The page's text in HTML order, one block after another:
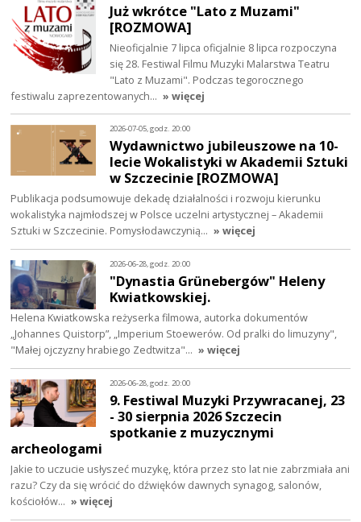
Już wkrótce "Lato z Muzami"
[ROZMOWA]
Nieoficjalnie 7 lipca oficjalnie 8 lipca rozpoczyna
się 28. Festiwal Filmu Muzyki Malarstwa Teatru
"Lato z Muzami". Podczas tegorocznego
festiwalu zaprezentowanych… » więcej
2026-07-05, godz. 20:00
Wydawnictwo jubileuszowe na 10-
lecie Wokalistyki w Akademii Sztuki
w Szczecinie [ROZMOWA]
Publikacja podsumowuje dekadę działalności i rozwoju kierunku
wokalistyka najmłodszej w Polsce uczelni artystycznej – Akademii
Sztuki w Szczecinie. Pomysłodawczynią… » więcej
2026-06-28, godz. 20:00
"Dynastia Grünebergów" Heleny
Kwiatkowskiej.
Helena Kwiatkowska reżyserka filmowa, autorka dokumentów
„Johannes Quistorp”, „Imperium Stoewerów. Od pralki do limuzyny",
"Małej ojczyzny hrabiego Zedtwitza"… » więcej
2026-06-28, godz. 20:00
9. Festiwal Muzyki Przywracanej, 23
- 30 sierpnia 2026 Szczecin
spotkanie z muzycznymi
archeologami
Jakie to uczucie usłyszeć muzykę, która przez sto lat nie zabrzmiała ani
razu? Czy da się wrócić do dźwięków dawnych synagog, salonów,
kościołów… » więcej